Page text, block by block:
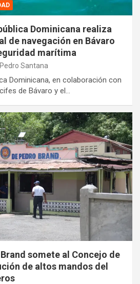
Dominicana realiza
de navegación en Bávaro
marítima
Pedro Santana
Dominicana, en colaboración con
de Bávaro y el…
somete al Concejo de
de altos mandos del